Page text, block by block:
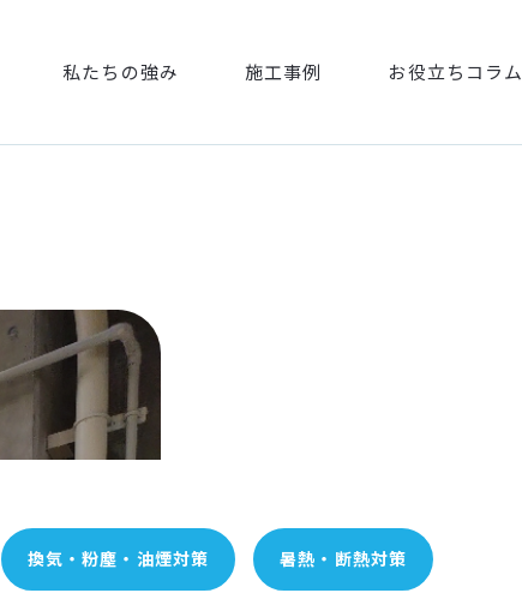
私たちの強み 施工事例 お役立ちコラム
換気・粉塵・油煙対策 暑熱・断熱対策